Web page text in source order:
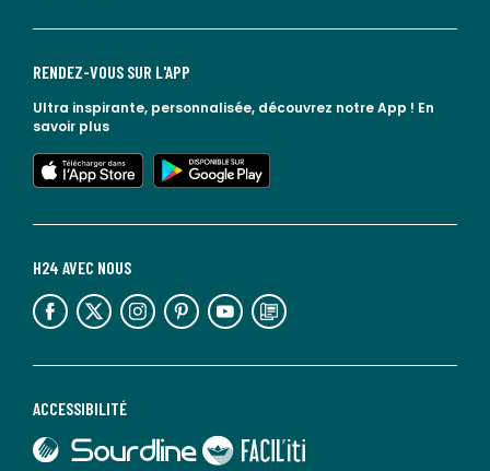
ACCESSIBILITÉ
lien vers Sourdline
lien vers Faciliti
H24 AVEC NOUS
lien vers l'espace réseaux sociaux lien vers l'espace réseaux sociaux lien vers l'espace réseaux sociaux lien vers l'espace réseaux sociaux lien vers l'espace réseaux sociaux lien vers le blog la redoute
RENDEZ-VOUS SUR L'APP
Ultra inspirante, personnalisée, découvrez notre App ! En
savoir plus
lien vers l'app store
lien vers google play